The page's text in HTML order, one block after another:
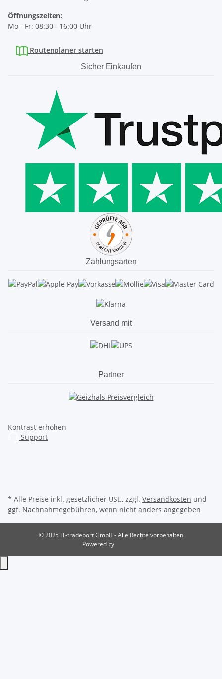
Öffnungszeiten:
Mo - Fr: 08:30 - 16:00 Uhr
Routenplaner starten
Sicher Einkaufen
Zahlungsarten
Versand mit
Partner
Kontrast erhöhen
Support
* Alle Preise inkl. gesetzlicher USt., zzgl. Versandkosten und
ggf. Nachnahmegebühren, wenn nicht anders angegeben
© 2025 IT-tradeport GmbH - Alle Rechte vorbehalten
Powered by